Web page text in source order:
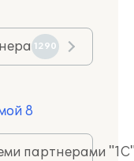
1290
8
партнерами